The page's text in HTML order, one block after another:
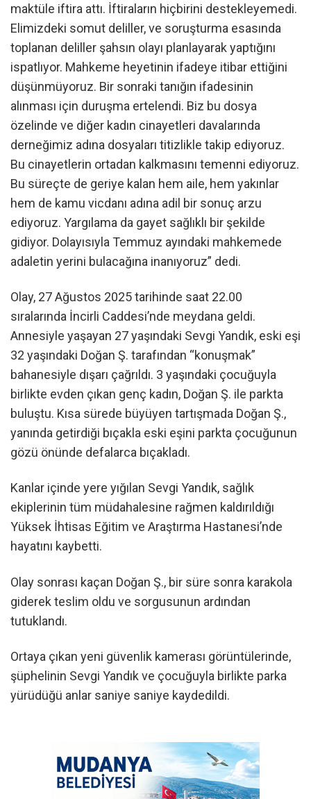
maktüle iftira attı. İftiraların hiçbirini destekleyemedi.
Elimizdeki somut deliller, ve soruşturma esasında
toplanan deliller şahsın olayı planlayarak yaptığını
ispatlıyor. Mahkeme heyetinin ifadeye itibar ettiğini
düşünmüyoruz. Bir sonraki tanığın ifadesinin
alınması için duruşma ertelendi. Biz bu dosya
özelinde ve diğer kadın cinayetleri davalarında
derneğimiz adına dosyaları titizlikle takip ediyoruz.
Bu cinayetlerin ortadan kalkmasını temenni ediyoruz.
Bu süreçte de geriye kalan hem aile, hem yakınlar
hem de kamu vicdanı adına adil bir sonuç arzu
ediyoruz. Yargılama da gayet sağlıklı bir şekilde
gidiyor. Dolayısıyla Temmuz ayındaki mahkemede
adaletin yerini bulacağına inanıyoruz” dedi.
Olay, 27 Ağustos 2025 tarihinde saat 22.00
sıralarında İncirli Caddesi’nde meydana geldi.
Annesiyle yaşayan 27 yaşındaki Sevgi Yandık, eski eşi
32 yaşındaki Doğan Ş. tarafından “konuşmak”
bahanesiyle dışarı çağrıldı. 3 yaşındaki çocuğuyla
birlikte evden çıkan genç kadın, Doğan Ş. ile parkta
buluştu. Kısa sürede büyüyen tartışmada Doğan Ş.,
yanında getirdiği bıçakla eski eşini parkta çocuğunun
gözü önünde defalarca bıçakladı.
Kanlar içinde yere yığılan Sevgi Yandık, sağlık
ekiplerinin tüm müdahalesine rağmen kaldırıldığı
Yüksek İhtisas Eğitim ve Araştırma Hastanesi’nde
hayatını kaybetti.
Olay sonrası kaçan Doğan Ş., bir süre sonra karakola
giderek teslim oldu ve sorgusunun ardından
tutuklandı.
Ortaya çıkan yeni güvenlik kamerası görüntülerinde,
şüphelinin Sevgi Yandık ve çocuğuyla birlikte parka
yürüdüğü anlar saniye saniye kaydedildi.